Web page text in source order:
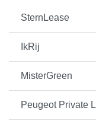
SternLease
IkRij
MisterGreen
Peugeot Private